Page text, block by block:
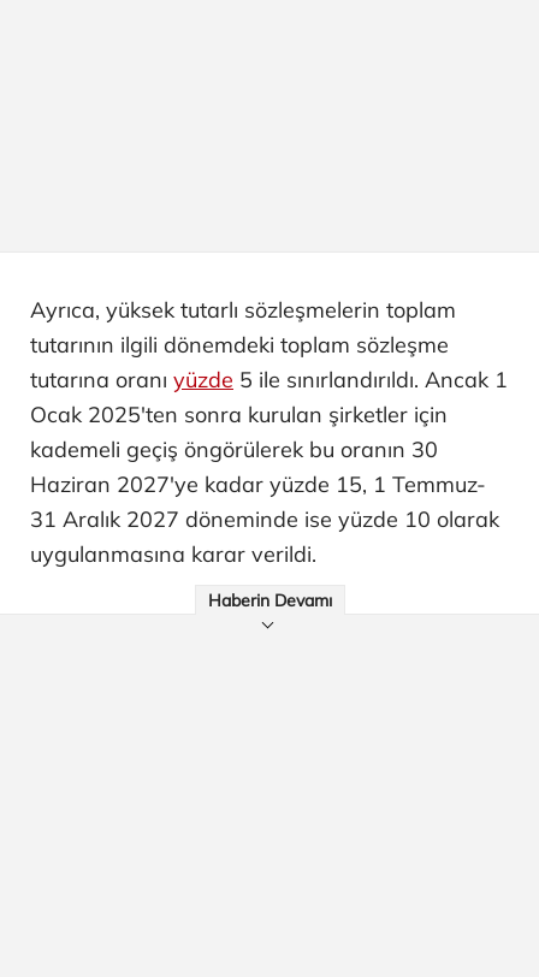
Ayrıca, yüksek tutarlı sözleşmelerin toplam
tutarının ilgili dönemdeki toplam sözleşme
tutarına oranı yüzde 5 ile sınırlandırıldı. Ancak 1
Ocak 2025'ten sonra kurulan şirketler için
kademeli geçiş öngörülerek bu oranın 30
Haziran 2027'ye kadar yüzde 15, 1 Temmuz-
31 Aralık 2027 döneminde ise yüzde 10 olarak
uygulanmasına karar verildi.
Haberin Devamı